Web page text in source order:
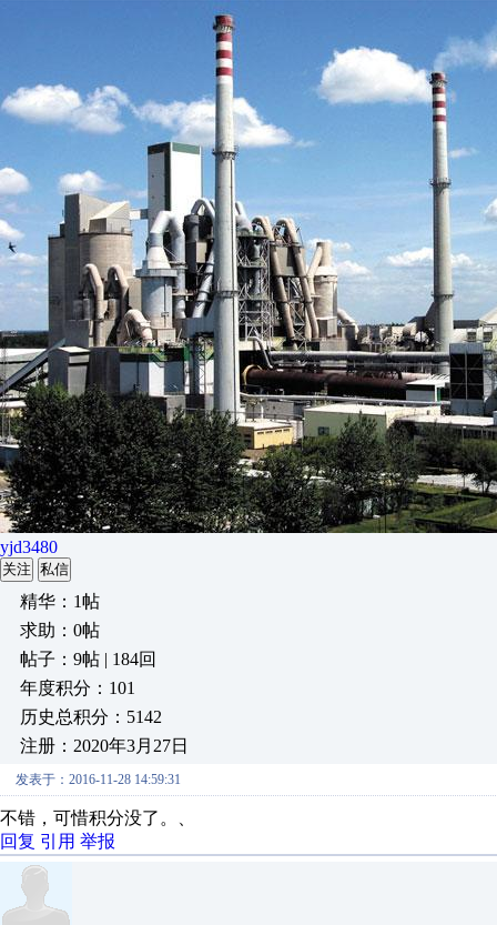
yjd3480
关注 私信
精华：1帖
求助：0帖
帖子：9帖 | 184回
年度积分：101
历史总积分：5142
注册：2020年3月27日
发表于：2016-11-28 14:59:31
不错，可惜积分没了。、
回复 引用 举报